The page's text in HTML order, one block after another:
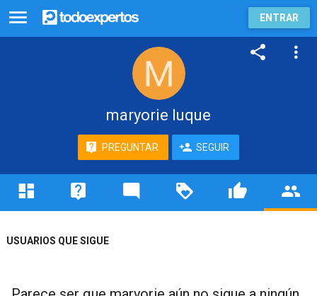
ENTRAR
maryorie luque
PREGUNTAR SEGUIR
USUARIOS QUE SIGUE